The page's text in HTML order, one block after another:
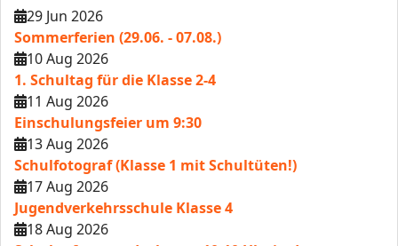
29 Jun 2026
Sommerferien (29.06. - 07.08.)
10 Aug 2026
1. Schultag für die Klasse 2-4
11 Aug 2026
Einschulungsfeier um 9:30
13 Aug 2026
Schulfotograf (Klasse 1 mit Schultüten!)
17 Aug 2026
Jugendverkehrsschule Klasse 4
18 Aug 2026